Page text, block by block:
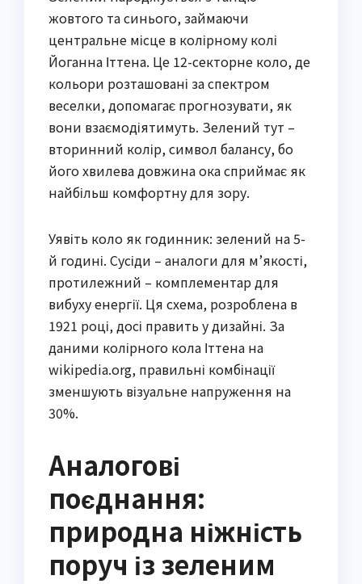
жовтого та синього, займаючи
центральне місце в колірному колі
Йоганна Іттена. Це 12-секторне коло, де
кольори розташовані за спектром
веселки, допомагає прогнозувати, як
вони взаємодіятимуть. Зелений тут –
вторинний колір, символ балансу, бо
його хвилева довжина ока сприймає як
найбільш комфортну для зору.
Уявіть коло як годинник: зелений на 5-
й годині. Сусіди – аналоги для м’якості,
протилежний – комплементар для
вибуху енергії. Ця схема, розроблена в
1921 році, досі править у дизайні. За
даними колірного кола Іттена на
wikipedia.org, правильні комбінації
зменшують візуальне напруження на
30%.
Аналогові
поєднання:
природна ніжність
поруч із зеленим